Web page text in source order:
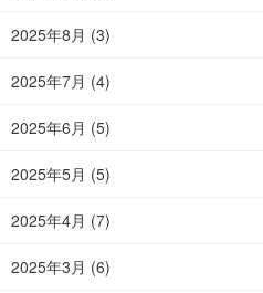
2025年8月 (3)
2025年7月 (4)
2025年6月 (5)
2025年5月 (5)
2025年4月 (7)
2025年3月 (6)